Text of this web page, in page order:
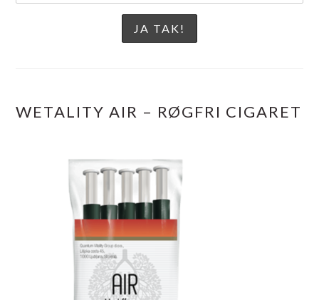
WETALITY AIR – RØGFRI CIGARET